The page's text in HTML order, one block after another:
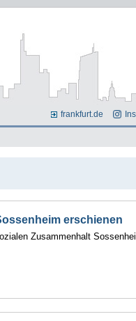
frankfurt.de
erschienen
Zusammenhalt